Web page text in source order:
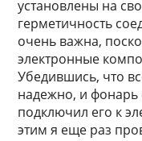
установлены на
герметичность
очень важна,
электронные
Убедившись, что
надежно, и фонарь
подключил его к
этим я еще раз